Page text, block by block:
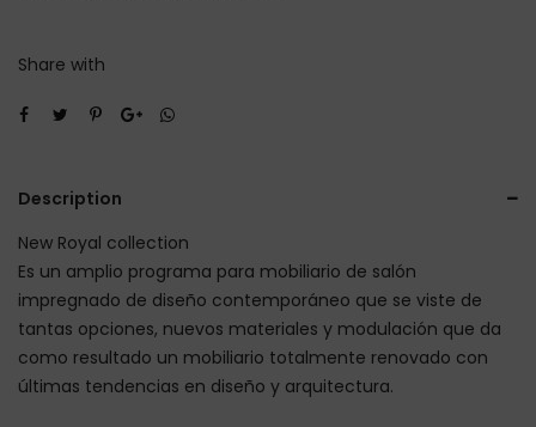
Share with
Description
New Royal collection
Es un amplio programa para mobiliario de salón
impregnado de diseño contemporáneo que se viste de
tantas opciones, nuevos materiales y modulación que da
como resultado un mobiliario totalmente renovado con
últimas tendencias en diseño y arquitectura.